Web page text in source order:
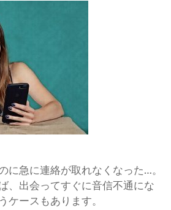
に急に連絡が取れなくなった…。
、出会ってすぐに音信不通にな
ケースもあります。